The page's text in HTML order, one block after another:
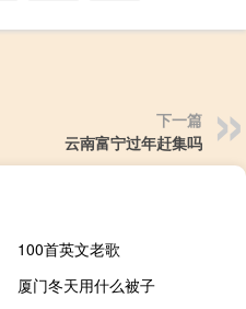
下一篇
云南富宁过年赶集吗
100首英文老歌
厦门冬天用什么被子